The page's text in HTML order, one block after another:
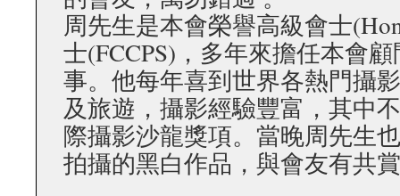
周先生是本會榮譽高級會士
士(FCCPS)，多年來擔任本會
事。他每年喜到世界各熱門攝
及旅遊，攝影經驗豐富，其中
際攝影沙龍獎項。當晚周先生
拍攝的黑白作品，與會友有共